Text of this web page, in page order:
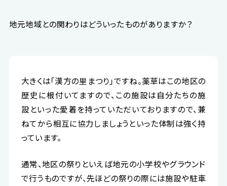
地元地域との関わりはどういったものがありますか？
大きくは「漢方の里まつり」ですね。薬草はこの地区の
歴史に根付いてますので、この施設は自分たちの施
設といった愛着を持っていただいておりますので、兼
ねてから相互に協力しましょうといった体制は強く持
っています。
通常、地区の祭りといえば地元の小学校やグラウンド
で行うものですが、先ほどの祭りの際には施設や駐車